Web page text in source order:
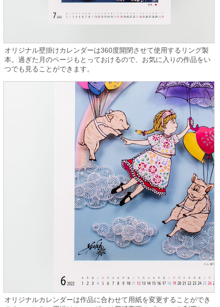
オリジナル壁掛けカレンダーは360度開閉させて使用するリング製
本。過ぎた月のページもとっておけるので、お気に入りの作品をい
つでも見ることができます。
オリジナルカレンダーは作品に合わせて用紙を変更することができ